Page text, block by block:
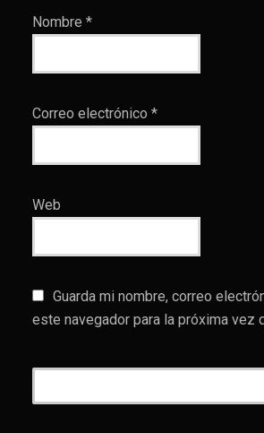
Nombre *
Correo electrónico *
Web
Guarda mi nombre, correo
este navegador para la próxima vez